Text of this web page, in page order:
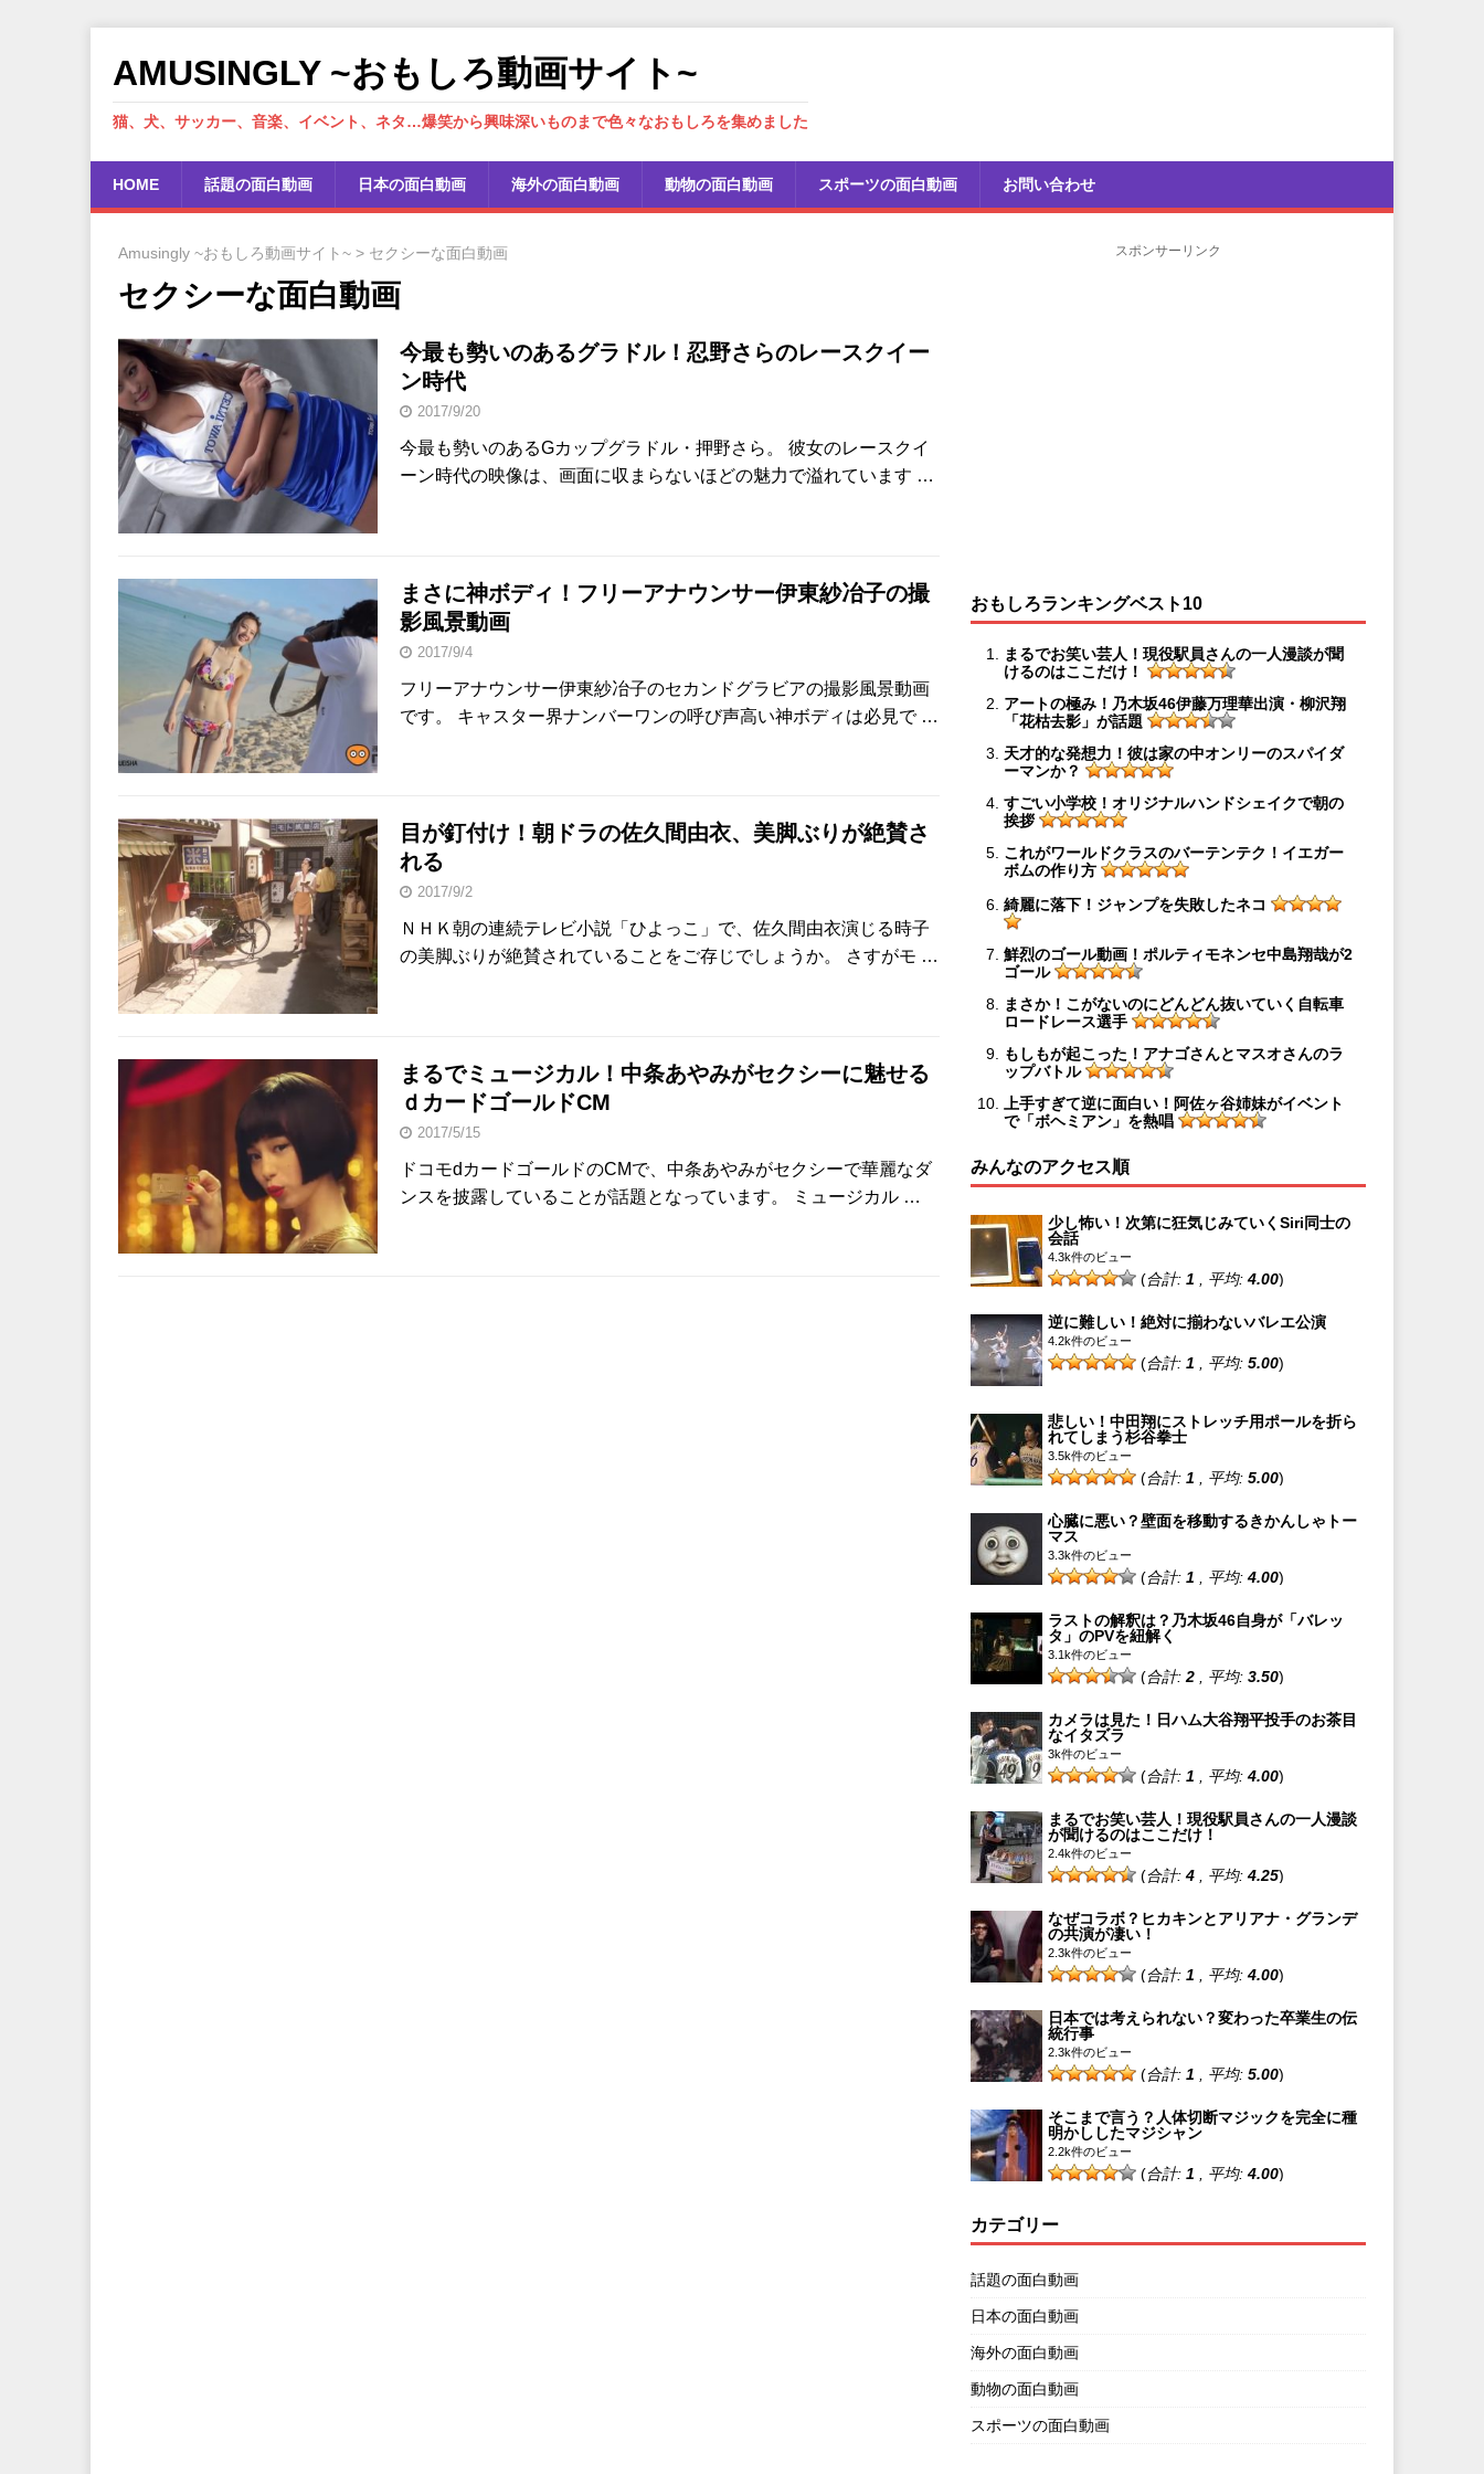
AMUSINGLY ~おもしろ動画サイト~
猫、犬、サッカー、音楽、イベント、ネタ…爆笑から興味深いものまで色々なおもしろを集めました
HOME 話題の面白動画 日本の面白動画 海外の面白動画 動物の面白動画 スポーツの面白動画 お問い合わせ
Amusingly ~おもしろ動画サイト~ > セクシーな面白動画
セクシーな面白動画
今最も勢いのあるグラドル！忍野さらのレースクイー
ン時代
2017/9/20
今最も勢いのあるGカップグラドル・押野さら。 彼女のレースクイ
ーン時代の映像は、画面に収まらないほどの魅力で溢れています …
まさに神ボディ！フリーアナウンサー伊東紗冶子の撮
影風景動画
2017/9/4
フリーアナウンサー伊東紗冶子のセカンドグラビアの撮影風景動画
です。 キャスター界ナンバーワンの呼び声高い神ボディは必見で …
目が釘付け！朝ドラの佐久間由衣、美脚ぶりが絶賛さ
れる
2017/9/2
ＮＨＫ朝の連続テレビ小説「ひよっこ」で、佐久間由衣演じる時子
の美脚ぶりが絶賛されていることをご存じでしょうか。 さすがモ …
まるでミュージカル！中条あやみがセクシーに魅せる
ｄカードゴールドCM
2017/5/15
ドコモdカードゴールドのCMで、中条あやみがセクシーで華麗なダ
ンスを披露していることが話題となっています。 ミュージカル …
スポンサーリンク
おもしろランキングベスト10
まるでお笑い芸人！現役駅員さんの一人漫談が聞
けるのはここだけ！
アートの極み！乃木坂46伊藤万理華出演・柳沢翔
「花枯去影」が話題
天才的な発想力！彼は家の中オンリーのスパイダ
ーマンか？
すごい小学校！オリジナルハンドシェイクで朝の
挨拶
これがワールドクラスのバーテンテク！イエガー
ボムの作り方
綺麗に落下！ジャンプを失敗したネコ
鮮烈のゴール動画！ポルティモネンセ中島翔哉が2
ゴール
まさか！こがないのにどんどん抜いていく自転車
ロードレース選手
もしもが起こった！アナゴさんとマスオさんのラ
ップバトル
上手すぎて逆に面白い！阿佐ヶ谷姉妹がイベント
で「ボヘミアン」を熱唱
みんなのアクセス順
少し怖い！次第に狂気じみていくSiri同士の
会話
4.3k件のビュー
(合計:1 , 平均:4.00)
逆に難しい！絶対に揃わないバレエ公演
4.2k件のビュー
(合計:1 , 平均:5.00)
悲しい！中田翔にストレッチ用ポールを折ら
れてしまう杉谷拳士
3.5k件のビュー
(合計:1 , 平均:5.00)
心臓に悪い？壁面を移動するきかんしゃトー
マス
3.3k件のビュー
(合計:1 , 平均:4.00)
ラストの解釈は？乃木坂46自身が「バレッ
タ」のPVを紐解く
3.1k件のビュー
(合計:2 , 平均:3.50)
カメラは見た！日ハム大谷翔平投手のお茶目
なイタズラ
3k件のビュー
(合計:1 , 平均:4.00)
まるでお笑い芸人！現役駅員さんの一人漫談
が聞けるのはここだけ！
2.4k件のビュー
(合計:4 , 平均:4.25)
なぜコラボ？ヒカキンとアリアナ・グランデ
の共演が凄い！
2.3k件のビュー
(合計:1 , 平均:4.00)
日本では考えられない？変わった卒業生の伝
統行事
2.3k件のビュー
(合計:1 , 平均:5.00)
そこまで言う？人体切断マジックを完全に種
明かししたマジシャン
2.2k件のビュー
(合計:1 , 平均:4.00)
カテゴリー
話題の面白動画
日本の面白動画
海外の面白動画
動物の面白動画
スポーツの面白動画